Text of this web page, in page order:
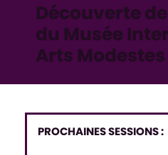
Découverte
du Musée
Arts Modestes
PROCHAINES SESSIONS :